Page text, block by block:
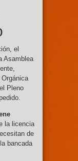
el
Asamblea
Pleno
la licencia
de
bancada